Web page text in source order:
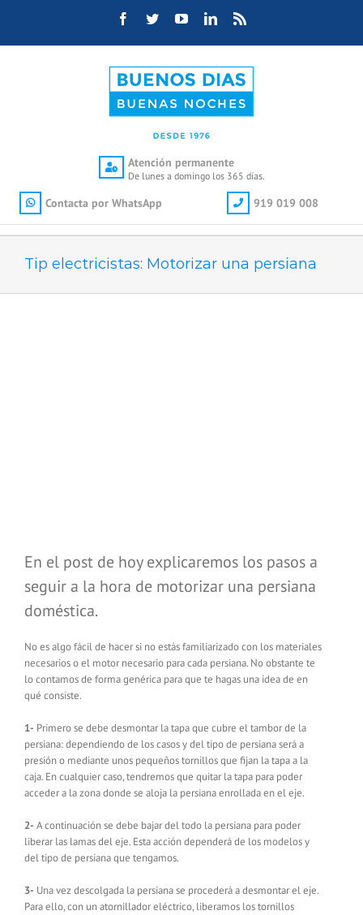
Facebook
TwitterYouTubeLinkedIn
Atención permanente
De lunes a domingo los 365 días.
Contacta por WhatsApp 919 019 008
Tip electricistas: Motorizar una persiana
En el post de hoy explicaremos los pasos a
seguir a la hora de motorizar una persiana
doméstica.
No es algo fácil de hacer si no estás familiarizado con los materiales
necesarios o el motor necesario para cada persiana. No obstante te
lo contamos de forma genérica para que te hagas una idea de en
qué consiste.
1- Primero se debe desmontar la tapa que cubre el tambor de la
persiana: dependiendo de los casos y del tipo de persiana será a
presión o mediante unos pequeños tornillos que fijan la tapa a la
caja. En cualquier caso, tendremos que quitar la tapa para poder
acceder a la zona donde se aloja la persiana enrollada en el eje.
2- A continuación se debe bajar del todo la persiana para poder
liberar las lamas del eje. Esta acción dependerá de los modelos y
del tipo de persiana que tengamos.
3- Una vez descolgada la persiana se procederá a desmontar el eje.
Para ello, con un atornillador eléctrico, liberamos los tornillos